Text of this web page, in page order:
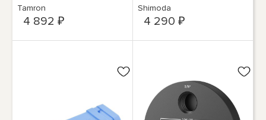
Tamron
4 892 ₽
Shimoda
4 290 ₽